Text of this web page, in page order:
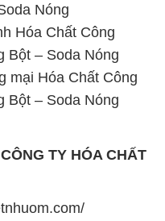
Nóng
Hóa Chất Công
Bột – Soda Nóng
mại Hóa Chất Công
Bột – Soda Nóng
TY HÓA CHẤT